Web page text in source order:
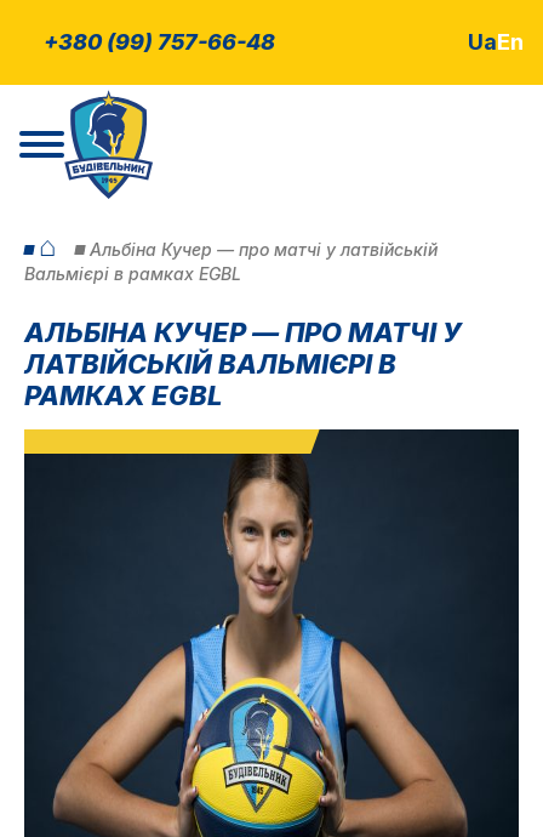
+380 (99) 757-66-48 UaEn
⌂
Альбіна Кучер — про матчі у латвійській
Вальмієрі в рамках EGBL
АЛЬБІНА КУЧЕР — ПРО МАТЧІ У
ЛАТВІЙСЬКІЙ ВАЛЬМІЄРІ В
РАМКАХ EGBL